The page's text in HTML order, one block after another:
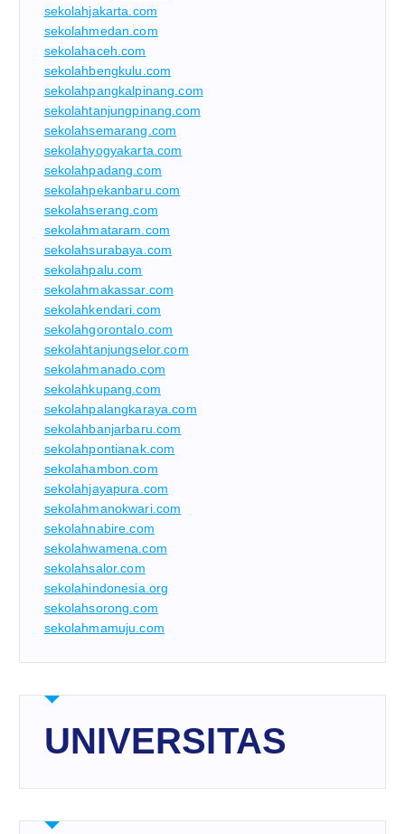
sekolahjakarta.com
sekolahmedan.com
sekolahaceh.com
sekolahbengkulu.com
sekolahpangkalpinang.com
sekolahtanjungpinang.com
sekolahsemarang.com
sekolahyogyakarta.com
sekolahpadang.com
sekolahpekanbaru.com
sekolahserang.com
sekolahmataram.com
sekolahsurabaya.com
sekolahpalu.com
sekolahmakassar.com
sekolahkendari.com
sekolahgorontalo.com
sekolahtanjungselor.com
sekolahmanado.com
sekolahkupang.com
sekolahpalangkaraya.com
sekolahbanjarbaru.com
sekolahpontianak.com
sekolahambon.com
sekolahjayapura.com
sekolahmanokwari.com
sekolahnabire.com
sekolahwamena.com
sekolahsalor.com
sekolahindonesia.org
sekolahsorong.com
sekolahmamuju.com
UNIVERSITAS